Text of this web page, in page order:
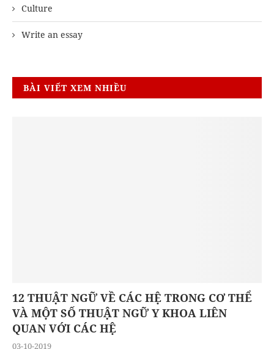
Culture
Write an essay
BÀI VIẾT XEM NHIỀU
12 THUẬT NGỮ VỀ CÁC HỆ TRONG CƠ THỂ
VÀ MỘT SỐ THUẬT NGỮ Y KHOA LIÊN
QUAN VỚI CÁC HỆ
03-10-2019